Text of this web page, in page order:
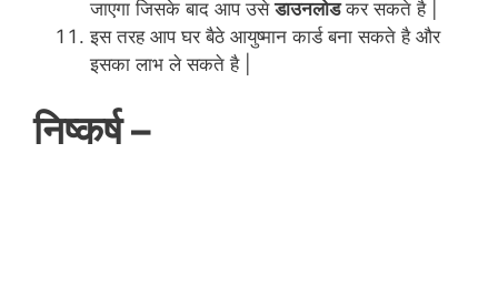
जाएगा जिसके बाद आप उसेडाउनलोडकर सकते है |
इस तरह आप घर बैठे आयुष्मान कार्ड बना सकते है और
इसका लाभ ले सकते है |
निष्कर्ष –